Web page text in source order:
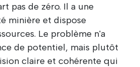
pas de zéro. Il a une
minière et dispose
Le problème n'a
de potentiel, mais plutôt
claire et cohérente qui